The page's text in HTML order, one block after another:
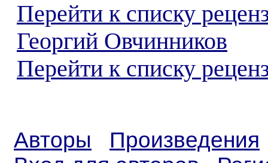
Перейти к списку
Георгий Овчинников
Перейти к списку
Авторы
Произведения